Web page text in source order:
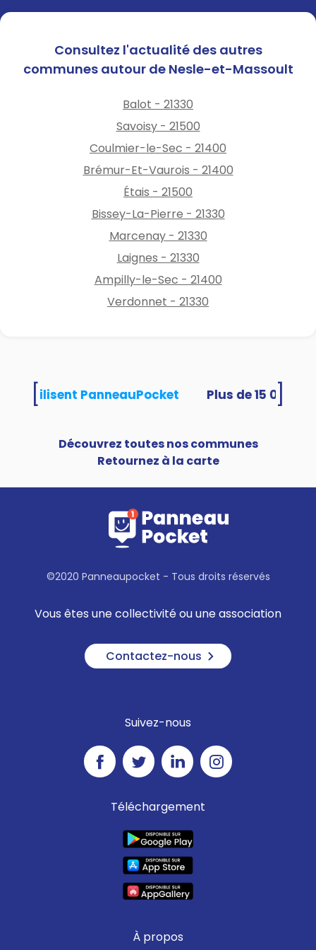
Consultez l'actualité des autres
communes autour de Nesle-et-Massoult
Balot - 21330
Savoisy - 21500
Coulmier-le-Sec - 21400
Brémur-Et-Vaurois - 21400
Étais - 21500
Bissey-La-Pierre - 21330
Marcenay - 21330
Laignes - 21330
Ampilly-le-Sec - 21400
Verdonnet - 21330
utilisent PanneauPocket
Découvrez toutes nos communes
Retournez à la carte
©2020 Panneaupocket - Tous droits réservés
Vous êtes une collectivité ou une association
Contactez-nous
Suivez-nous
Téléchargement
À propos